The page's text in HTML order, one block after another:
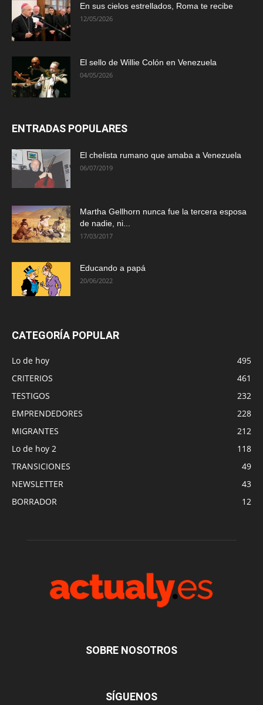
En sus cielos estrellados, Roma te recibe
12/05/2026
El sello de Willie Colón en Venezuela
04/05/2026
ENTRADAS POPULARES
El chelista rumano que amaba a Venezuela
06/07/2019
Martha Gellhorn nunca fue la tercera esposa
de nadie, ni...
17/03/2017
Educando a papá
20/06/2022
CATEGORÍA POPULAR
Lo de hoy
495
CRITERIOS
461
TESTIGOS
232
EMPRENDEDORES
228
MIGRANTES
212
Lo de hoy 2
118
TRANSICIONES
49
NEWSLETTER
43
BORRADOR
12
SOBRE NOSOTROS
SÍGUENOS